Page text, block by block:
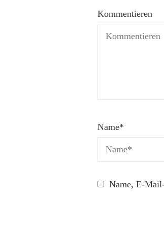
Kommentieren
Name*
Name, E-